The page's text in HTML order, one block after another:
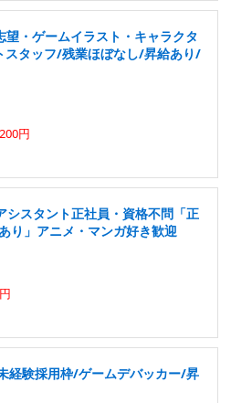
望・ゲームイラスト・キャラクタ
スタッフ/残業ほぼなし/昇給あり/
円
スタント正社員・資格不問「正
り」アニメ・マンガ好き歓迎
経験採用枠/ゲームデバッカー/昇